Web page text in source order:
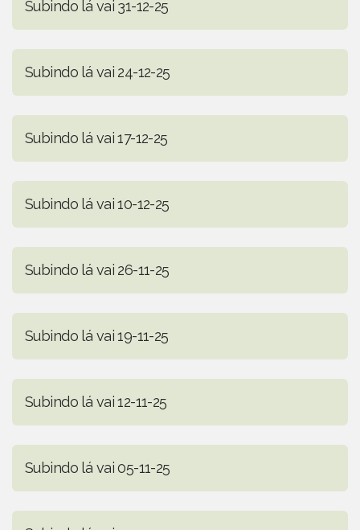
Subindo lá vai 31-12-25
Subindo lá vai 24-12-25
Subindo lá vai 17-12-25
Subindo lá vai 10-12-25
Subindo lá vai 26-11-25
Subindo lá vai 19-11-25
Subindo lá vai 12-11-25
Subindo lá vai 05-11-25